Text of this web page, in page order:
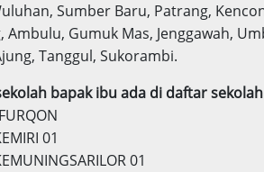
Sumber Baru, Patrang,
Ambulu, Gumuk Mas, Jenggawah,
Tanggul, Sukorambi.
bapak ibu ada di daftar
01
01